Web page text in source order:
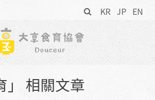
KR JP EN
搜
尋
表
」 相關文章